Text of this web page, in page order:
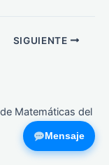
SIGUIENTE
Matemáticas del
Mensaje